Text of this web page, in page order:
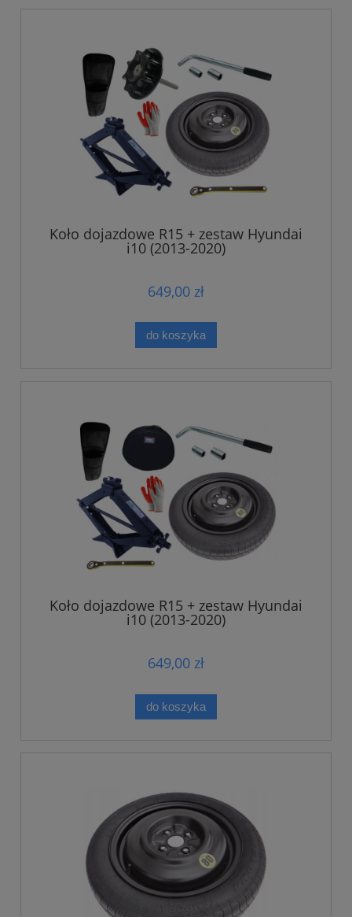
Koło dojazdowe R15 + zestaw Hyundai
i10 (2013-2020)
649,00 zł
do koszyka
Koło dojazdowe R15 + zestaw Hyundai
i10 (2013-2020)
649,00 zł
do koszyka